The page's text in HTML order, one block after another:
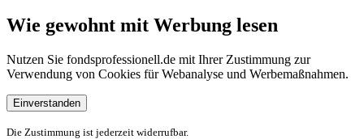
Wie gewohnt mit Werbung lesen
Nutzen Sie fondsprofessionell.de mit Ihrer Zustimmung zur
Verwendung von Cookies für Webanalyse und Werbemaßnahmen.
Einverstanden
Die Zustimmung ist jederzeit widerrufbar.